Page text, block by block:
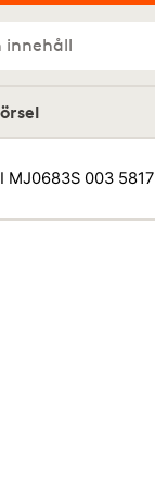
innehåll
MJ0683S 003 5817